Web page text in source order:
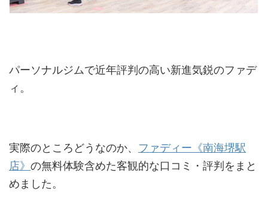
パーソナルジムで近年評判の高い新進気鋭のファデ
ィ。
実際のところどうなのか、 ファディー《南海堺駅
店》 の無料体験含めた客観的な口コミ・評判をまと
めました。